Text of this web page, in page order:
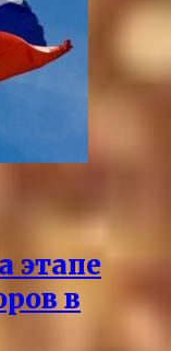
этапе
в